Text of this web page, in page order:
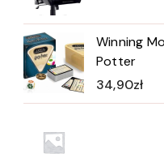
Winning
Potter
34,90zł